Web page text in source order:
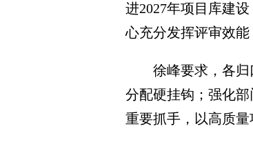
进2027年项目库建
心充分发挥评审效
徐峰要求，各
分配硬挂钩；强化
重要抓手，以高质